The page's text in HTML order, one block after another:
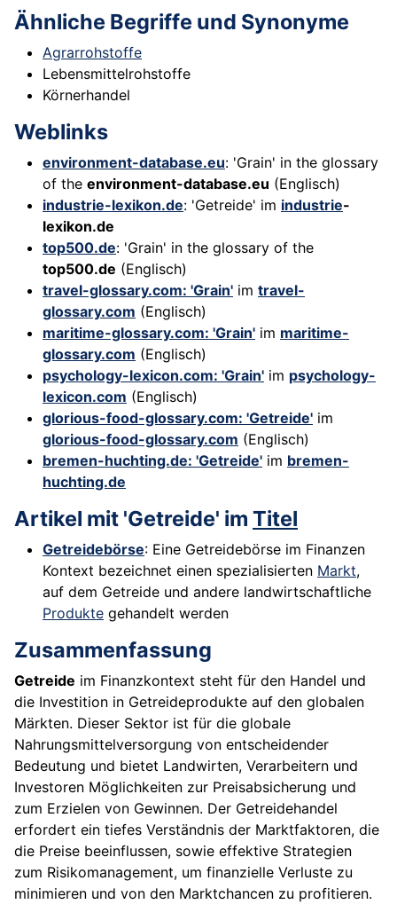
Ähnliche Begriffe und Synonyme
Agrarrohstoffe
Lebensmittelrohstoffe
Körnerhandel
Weblinks
environment-database.eu: 'Grain' in the glossary
of the environment-database.eu (Englisch)
industrie-lexikon.de: 'Getreide' im industrie-
lexikon.de
top500.de: 'Grain' in the glossary of the
top500.de (Englisch)
travel-glossary.com: 'Grain' im travel-
glossary.com (Englisch)
maritime-glossary.com: 'Grain' im maritime-
glossary.com (Englisch)
psychology-lexicon.com: 'Grain' im psychology-
lexicon.com (Englisch)
glorious-food-glossary.com: 'Getreide' im
glorious-food-glossary.com (Englisch)
bremen-huchting.de: 'Getreide' im bremen-
huchting.de
Artikel mit 'Getreide' im Titel
Getreidebörse: Eine Getreidebörse im Finanzen
Kontext bezeichnet einen spezialisierten Markt,
auf dem Getreide und andere landwirtschaftliche
Produkte gehandelt werden
Zusammenfassung
Getreide im Finanzkontext steht für den Handel und
die Investition in Getreideprodukte auf den globalen
Märkten. Dieser Sektor ist für die globale
Nahrungsmittelversorgung von entscheidender
Bedeutung und bietet Landwirten, Verarbeitern und
Investoren Möglichkeiten zur Preisabsicherung und
zum Erzielen von Gewinnen. Der Getreidehandel
erfordert ein tiefes Verständnis der Marktfaktoren, die
die Preise beeinflussen, sowie effektive Strategien
zum Risikomanagement, um finanzielle Verluste zu
minimieren und von den Marktchancen zu profitieren.